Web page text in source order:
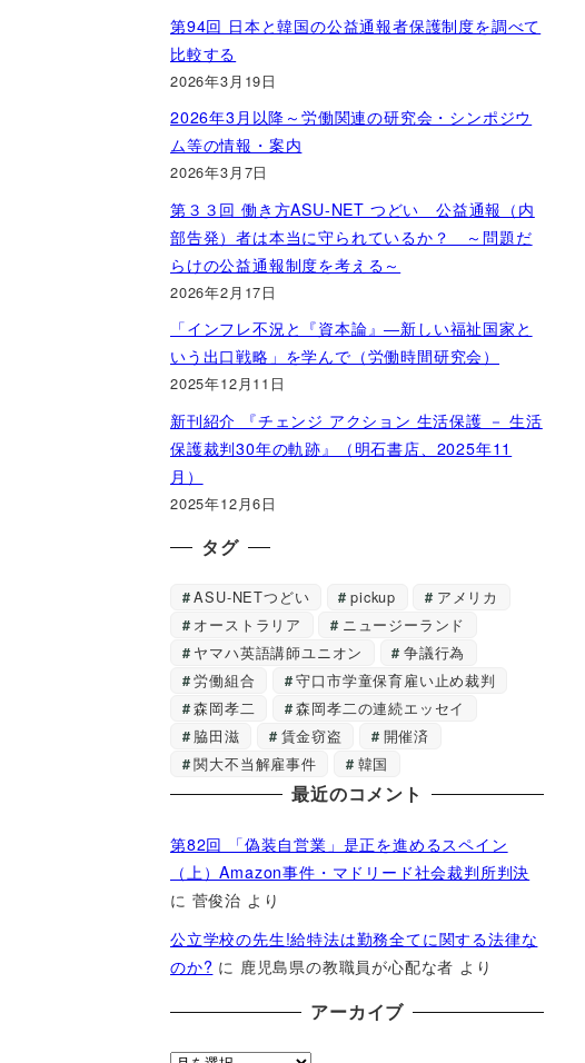
第94回 日本と韓国の公益通報者保護制度を調べて
比較する
2026年3月19日
2026年3月以降～労働関連の研究会・シンポジウ
ム等の情報・案内
2026年3月7日
第３３回 働き方ASU-NET つどい 公益通報（内
部告発）者は本当に守られているか？ ～問題だ
らけの公益通報制度を考える～
2026年2月17日
「インフレ不況と『資本論』―新しい福祉国家と
いう出口戦略」を学んで（労働時間研究会）
2025年12月11日
新刊紹介 『チェンジ アクション 生活保護 － 生活
保護裁判30年の軌跡』（明石書店、2025年11
月）
2025年12月6日
タグ
ASU-NETつどい pickup
アメリカ
オーストラリア
ニュージーランド
ヤマハ英語講師ユニオン
争議行為
労働組合
守口市学童保育雇い止め裁判
森岡孝二
森岡孝二の連続エッセイ
脇田滋
賃金窃盗
開催済
関大不当解雇事件
韓国
最近のコメント
第82回 「偽装自営業」是正を進めるスペイン
（上）Amazon事件・マドリード社会裁判所判決
に 菅俊治 より
公立学校の先生!給特法は勤務全てに関する法律な
のか? に 鹿児島県の教職員が心配な者 より
アーカイブ